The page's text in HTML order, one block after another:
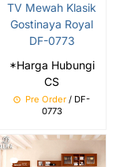
TV Mewah Klasik
Gostinaya Royal
DF-0773
*Harga Hubungi
CS
Pre Order / DF-
0773